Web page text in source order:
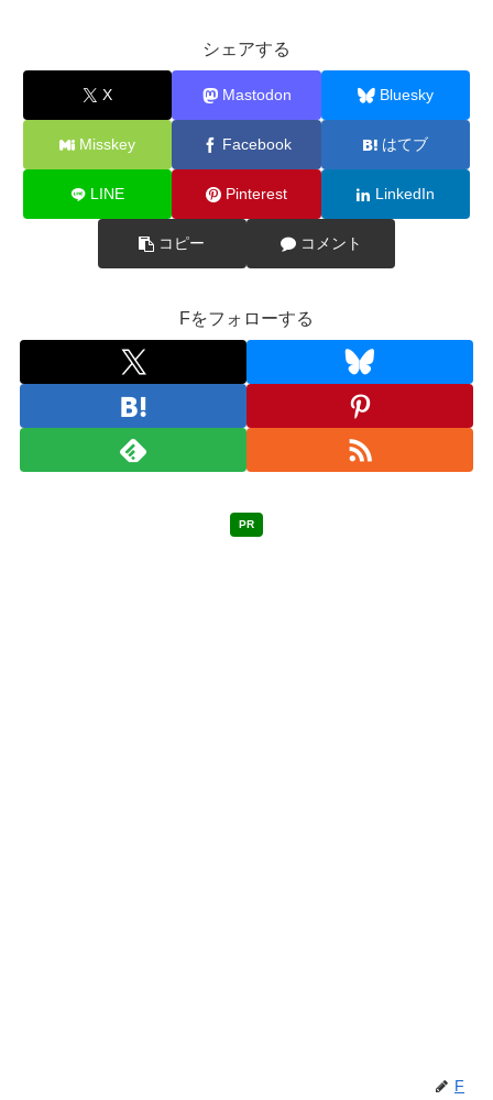
シェアする
X Mastodon Bluesky
Misskey Facebook はてブ
LINE Pinterest LinkedIn
コピー コメント
Fをフォローする
PR
F